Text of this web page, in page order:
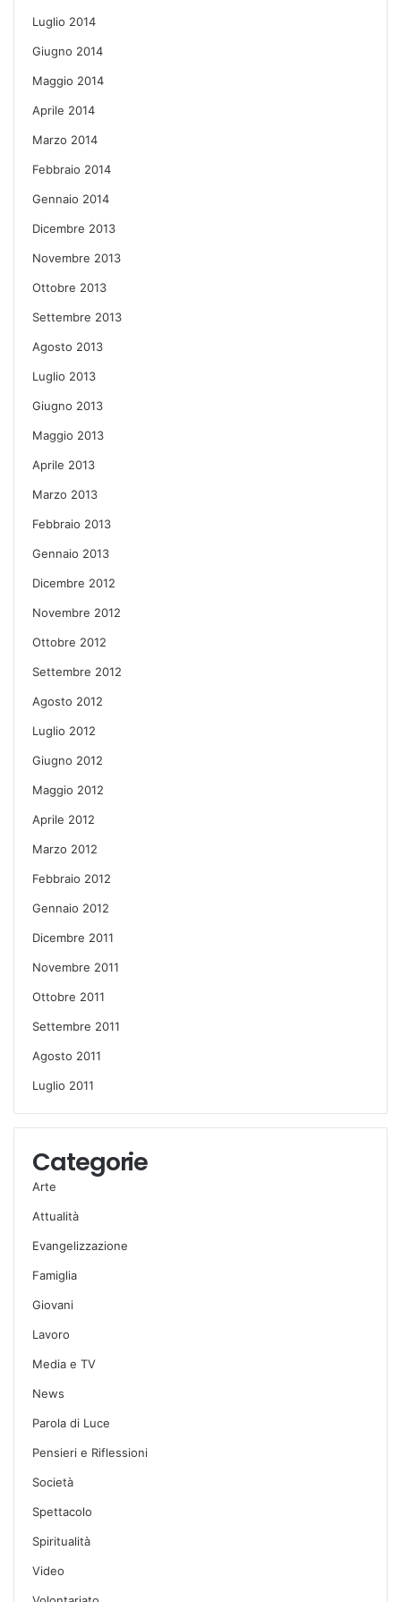
Luglio 2014
Giugno 2014
Maggio 2014
Aprile 2014
Marzo 2014
Febbraio 2014
Gennaio 2014
Dicembre 2013
Novembre 2013
Ottobre 2013
Settembre 2013
Agosto 2013
Luglio 2013
Giugno 2013
Maggio 2013
Aprile 2013
Marzo 2013
Febbraio 2013
Gennaio 2013
Dicembre 2012
Novembre 2012
Ottobre 2012
Settembre 2012
Agosto 2012
Luglio 2012
Giugno 2012
Maggio 2012
Aprile 2012
Marzo 2012
Febbraio 2012
Gennaio 2012
Dicembre 2011
Novembre 2011
Ottobre 2011
Settembre 2011
Agosto 2011
Luglio 2011
Categorie
Arte
Attualità
Evangelizzazione
Famiglia
Giovani
Lavoro
Media e TV
News
Parola di Luce
Pensieri e Riflessioni
Società
Spettacolo
Spiritualità
Video